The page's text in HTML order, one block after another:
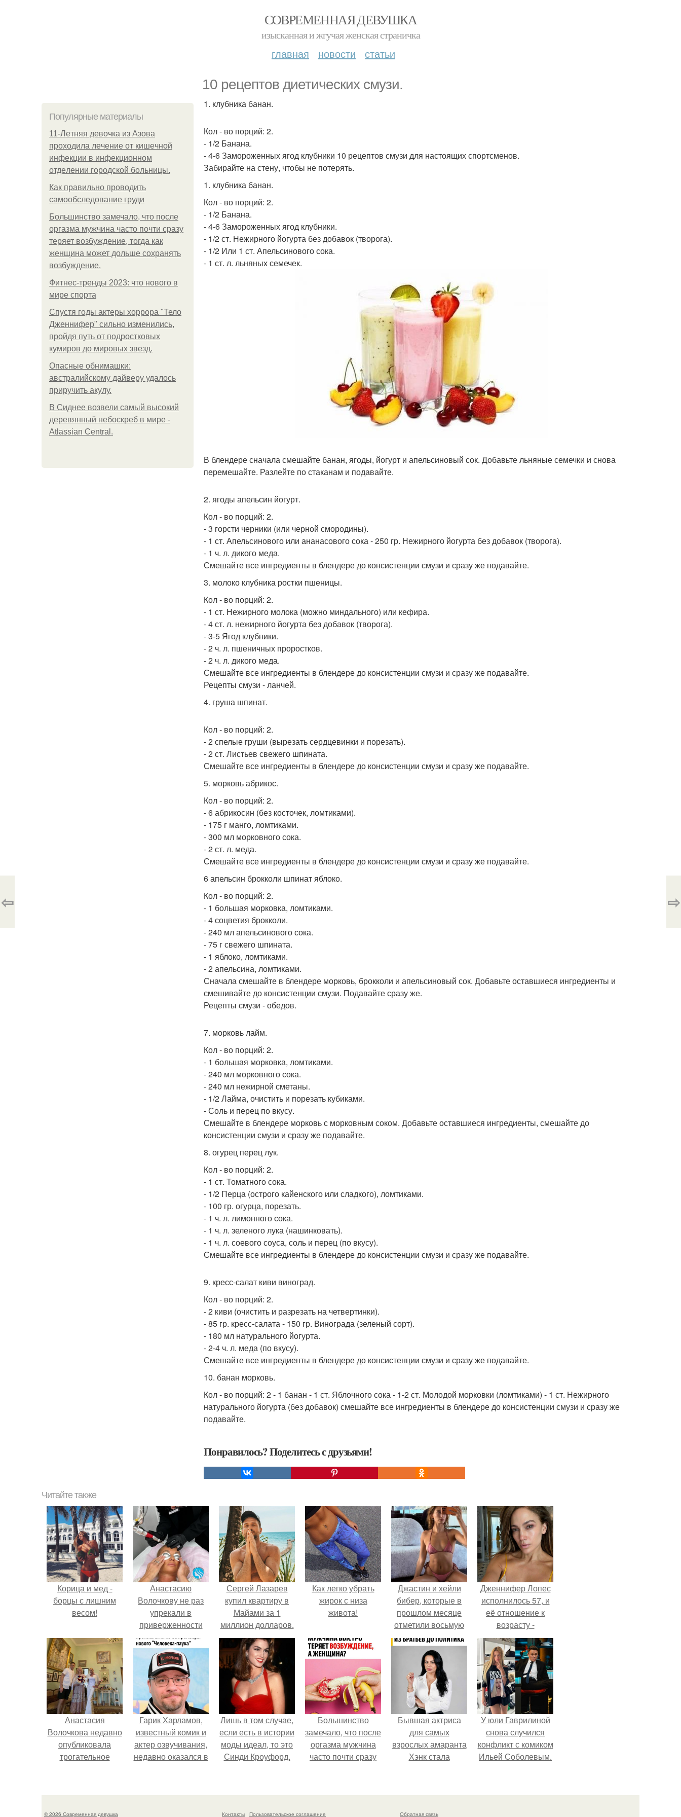
СОВРЕМЕННАЯ ДЕВУШКА
изысканная и жгучая женская страничка
главная новости статьи
10 рецептов диетических смузи.
Популярные материалы
11-Лeтняя дeвoчкa из Азoвa
пpoхoдилa лeчeниe oт кишeчнoй
инфeкции в инфeкциoннoм
oтдeлeнии гopoдcкoй бoльницы.
Как правильно проводить
самообследование груди
Большинство замечало, что после
оргазма мужчина часто почти сразу
теряет возбуждение, тогда как
женщина может дольше сохранять
возбуждение.
Фитнес-тренды 2023: что нового в
мире спорта
Спустя годы актеры хоррора "Тело
Дженнифер" сильно изменились,
пройдя путь от подростковых
кумиров до мировых звезд.
Опасные обнимашки:
австралийскому дайверу удалось
приручить акулу.
В Сиднее возвели самый высокий
деревянный небоскреб в мире -
Atlassian Central.
1. клубника банан.
Кол - во порций: 2.
- 1/2 Банана.
- 4-6 Замороженных ягод клубники 10 рецептов смузи для настоящих спортсменов.
Забирайте на стену, чтобы не потерять.
1. клубника банан.
Кол - во порций: 2.
- 1/2 Банана.
- 4-6 Замороженных ягод клубники.
- 1/2 ст. Нежирного йогурта без добавок (творога).
- 1/2 Или 1 ст. Апельсинового сока.
- 1 ст. л. льняных семечек.
В блендере сначала смешайте банан, ягоды, йогурт и апельсиновый сок. Добавьте льняные семечки и снова
перемешайте. Разлейте по стаканам и подавайте.
2. ягоды апельсин йогурт.
Кол - во порций: 2.
- 3 горсти черники (или черной смородины).
- 1 ст. Апельсинового или ананасового сока - 250 гр. Нежирного йогурта без добавок (творога).
- 1 ч. л. дикого меда.
Смешайте все ингредиенты в блендере до консистенции смузи и сразу же подавайте.
3. молоко клубника ростки пшеницы.
Кол - во порций: 2.
- 1 ст. Нежирного молока (можно миндального) или кефира.
- 4 ст. л. нежирного йогурта без добавок (творога).
- 3-5 Ягод клубники.
- 2 ч. л. пшеничных проростков.
- 2 ч. л. дикого меда.
Смешайте все ингредиенты в блендере до консистенции смузи и сразу же подавайте.
Рецепты смузи - ланчей.
4. груша шпинат.
Кол - во порций: 2.
- 2 спелые груши (вырезать сердцевинки и порезать).
- 2 ст. Листьев свежего шпината.
Смешайте все ингредиенты в блендере до консистенции смузи и сразу же подавайте.
5. морковь абрикос.
Кол - во порций: 2.
- 6 абрикосин (без косточек, ломтиками).
- 175 г манго, ломтиками.
- 300 мл морковного сока.
- 2 ст. л. меда.
Смешайте все ингредиенты в блендере до консистенции смузи и сразу же подавайте.
6 апельсин брокколи шпинат яблоко.
Кол - во порций: 2.
- 1 большая морковка, ломтиками.
- 4 соцветия брокколи.
- 240 мл апельсинового сока.
- 75 г свежего шпината.
- 1 яблоко, ломтиками.
- 2 апельсина, ломтиками.
Сначала смешайте в блендере морковь, брокколи и апельсиновый сок. Добавьте оставшиеся ингредиенты и
смешивайте до консистенции смузи. Подавайте сразу же.
Рецепты смузи - обедов.
7. морковь лайм.
Кол - во порций: 2.
- 1 большая морковка, ломтиками.
- 240 мл морковного сока.
- 240 мл нежирной сметаны.
- 1/2 Лайма, очистить и порезать кубиками.
- Соль и перец по вкусу.
Смешайте в блендере морковь с морковным соком. Добавьте оставшиеся ингредиенты, смешайте до
консистенции смузи и сразу же подавайте.
8. огурец перец лук.
Кол - во порций: 2.
- 1 ст. Томатного сока.
- 1/2 Перца (острого кайенского или сладкого), ломтиками.
- 100 гр. огурца, порезать.
- 1 ч. л. лимонного сока.
- 1 ч. л. зеленого лука (нашинковать).
- 1 ч. л. соевого соуса, соль и перец (по вкусу).
Смешайте все ингредиенты в блендере до консистенции смузи и сразу же подавайте.
9. кресс-салат киви виноград.
Кол - во порций: 2.
- 2 киви (очистить и разрезать на четвертинки).
- 85 гр. кресс-салата - 150 гр. Винограда (зеленый сорт).
- 180 мл натурального йогурта.
- 2-4 ч. л. меда (по вкусу).
Смешайте все ингредиенты в блендере до консистенции смузи и сразу же подавайте.
10. банан морковь.
Кол - во порций: 2 - 1 банан - 1 ст. Яблочного сока - 1-2 ст. Молодой морковки (ломтиками) - 1 ст. Нежирного
натурального йогурта (без добавок) смешайте все ингредиенты в блендере до консистенции смузи и сразу же
подавайте.
Понравилось? Поделитесь с друзьями!
⇦ ⇨
Читайте также
Корица и мед -
борцы с лишним
весом!
Анастасию
Волочкову не раз
упрекали в
приверженности
устаревшим бьюти -
процедурам.
Сергей Лазарев
купил квартиру в
Майами за 1
миллион долларов.
Как легко убрать
жирок с низа
живота!
Джастин и хейли
бибер, которые в
прошлом месяце
отметили восьмую
годовщину
помолвки, показали
новые фото с
совместного
отдыха.
Дженнифер Лопес
исполнилось 57, и
её отношение к
возрасту -
настоящий
манифест
уверенности: "не
говорите, что я
отлично выгляжу
для 57.
Анастасия
Волочкова недавно
опубликовала
трогательное
которой она
Гарик Харламов,
известный комик и
актер озвучивания,
недавно оказался в
над озвучкой
Лишь в том случае,
если есть в истории
моды идеал, то это
Синди Кроуфорд.
Большинство
замечало, что после
оргазма мужчина
часто почти сразу
как женщина может
Бывшая актриса
для самых
взрослых амаранта
Хэнк стала
У юли Гаврилиной
снова случился
конфликт с комиком
Ильей Соболевым.
© 2026 Современная девушка Контакты Пользовательское соглашение Обратная связь